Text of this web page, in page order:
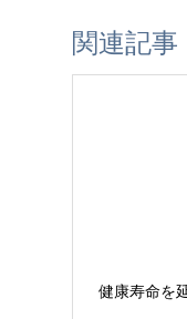
関連記事
健康寿命を